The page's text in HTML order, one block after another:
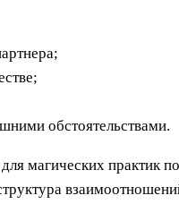
обстоятельствами.
магических практик